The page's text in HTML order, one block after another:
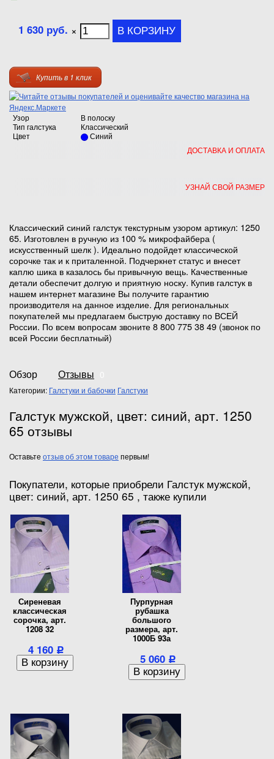
1 630 руб. ×
Купить в 1 клик
Узор
В полоску
Тип галстука
Классический
Цвет
Синий
ДОСТАВКА И ОПЛАТА
УЗНАЙ СВОЙ РАЗМЕР
Классический синий галстук текстурным узором артикул: 1250
65. Изготовлен в ручную из 100 % микрофайбера (
искусственный шелк ). Идеально подойдет классической
сорочке так и к приталенной. Подчеркнет статус и внесет
каплю шика в казалось бы привычную вещь. Качественные
детали обеспечит долгую и приятную носку. Купив галстук в
нашем интернет магазине Вы получите гарантию
производителя на данное изделие. Для региональных
покупателей мы предлагаем быструю доставку по ВСЕЙ
России. По всем вопросам звоните 8 800 775 38 49 (звонок по
всей России бесплатный)
Обзор Отзывы
Категории: Галстуки и бабочки Галстуки
Галстук мужской, цвет: синий, арт. 1250
65 отзывы
Оставьте отзыв об этом товаре первым!
Покупатели, которые приобрели Галстук мужской,
цвет: синий, арт. 1250 65 , также купили
Сиреневая
классическая
сорочка, арт.
1208 32
4 160 Р
Пурпурная
рубашка
большого
размера, арт.
1000Б 93а
5 060 Р